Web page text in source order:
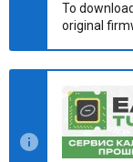
To
original